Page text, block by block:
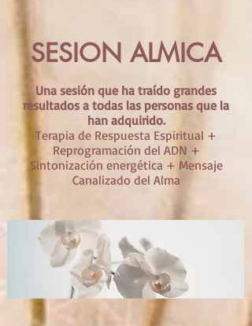
SESION ALMICA
Una sesión que ha traído grandes
resultados a todas las personas que la
han adquirido.
Terapia de Respuesta Espiritual +
Reprogramación del ADN +
Sintonización energética + Mensaje
Canalizado del Alma